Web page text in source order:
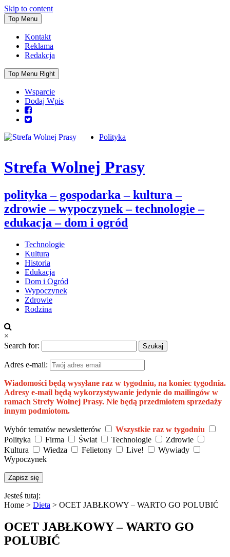
Skip to content
Top Menu
Kontakt
Reklama
Redakcja
Top Menu Right
Wsparcie
Dodaj Wpis
Strefa Wolnej Prasy
polityka – gospodarka – kultura –
zdrowie – wypoczynek – technologie –
edukacja – dom i ogród
Polityka
Technologie
Kultura
Historia
Edukacja
Dom i Ogród
Wypoczynek
Zdrowie
Rodzina
×
Search for:
Adres e-mail:
Wiadomości będą wysyłane raz w tygodniu, na koniec tygodnia.
Adresy e-mail będą wykorzystywanie jedynie do mailingów w
ramach Strefy Wolnej Prasy. Nie będą przedmiotem sprzedaży
innym podmiotom.
Wybór tematów newsletterów
Wszystkie raz w tygodniu
Polityka
Firma Świat Technologie
Zdrowie
Kultura
Wiedza Felietony Live!
Wywiady
Wypoczynek
Jesteś tutaj:
Home > Dieta > OCET JABŁKOWY – WARTO GO POLUBIĆ
OCET JABŁKOWY – WARTO GO
POLUBIĆ